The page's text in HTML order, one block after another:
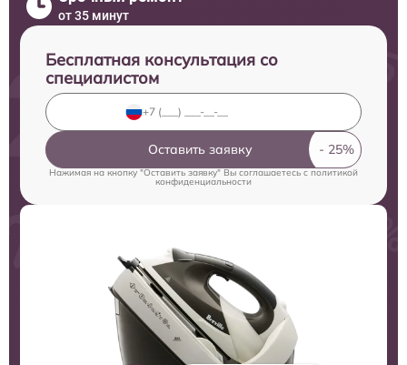
от 35 минут
Бесплатная консультация со
специалистом
Оставить заявку
Нажимая на кнопку "Оставить заявку" Вы соглашаетесь cполитикой
конфиденциальности